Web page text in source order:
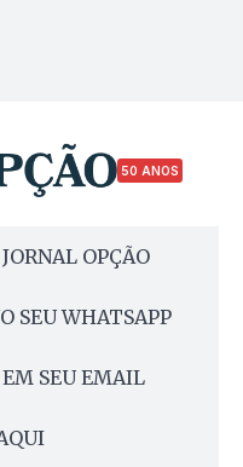
50 ANOS
OPÇÃO
SEU WHATSAPP
SEU EMAIL